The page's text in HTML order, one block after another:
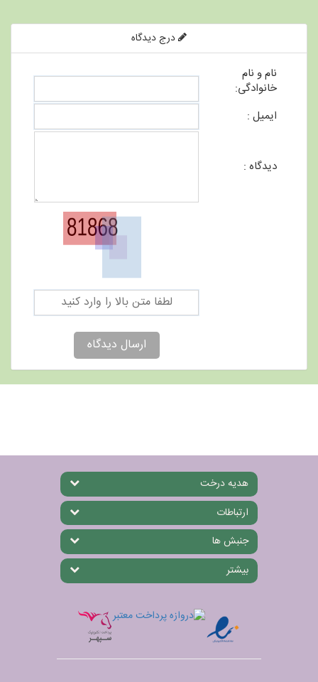
درج دیدگاه
نام و نام
خانوادگی:
ایمیل :
دیدگاه :
ارسال دیدگاه
هدیه درخت
ارتباطات
جنبش ها
بیشتر